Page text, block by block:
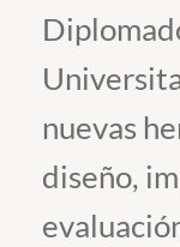
Pregrado
Estudiantes
Académicos
nuevas
diseño,